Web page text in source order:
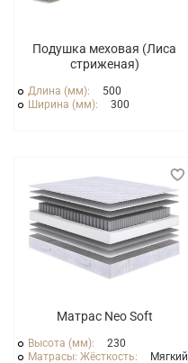
Подушка меховая (Лиса
стриженая)
Длина (мм):
500
Ширина (мм):
300
Матрас Neo Soft
Высота (мм):
230
Матрасы: Жёсткость:
Мягкий